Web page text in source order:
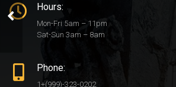
Tom’s Bed & Breakfast
Hours:
Mon-Fri 5am – 11pm
Sat-Sun 3am – 8am
Phone:
1+(999)-323-0202